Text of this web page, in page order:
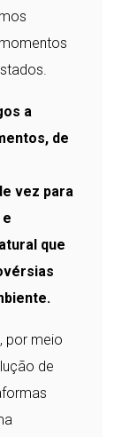
a
de
vez para
que
por meio
de